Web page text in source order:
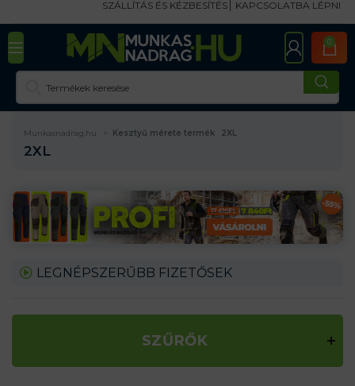
SZÁLLÍTÁS ÉS KÉZBESÍTÉS KAPCSOLATBA LÉPNI
0
Munkasnadrag.hu Kesztyű mérete termék 2XL
2XL
LEGNÉPSZERŰBB FIZETŐSEK
SZŰRŐK